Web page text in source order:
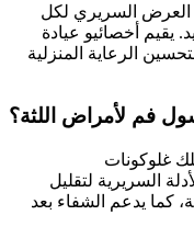
العرض السريري لكل
يقيم أخصائيو عيادة
الرعاية المنزلية
فم لأمراض اللثة؟
غلوكونات
أقوى الأدلة السريرية لتقليل
كما يدعم الشفاء بعد